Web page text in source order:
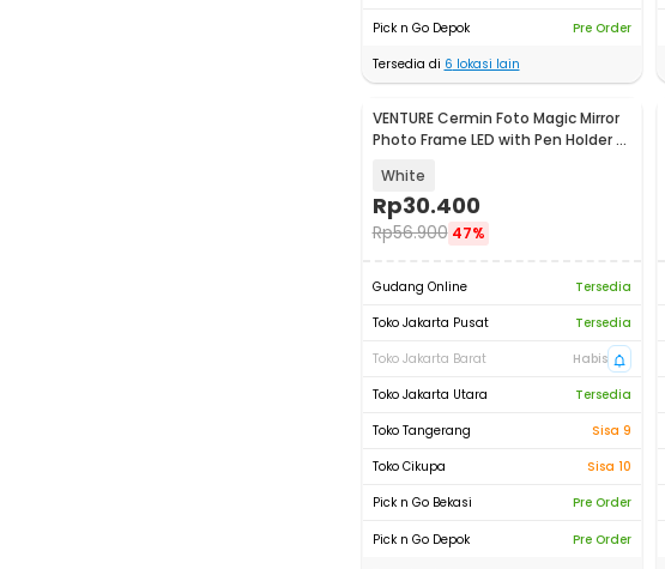
Pick n Go Depok
Pre Order
Tersedia di 6 lokasi lain
VENTURE Cermin Foto Magic Mirror
Photo Frame LED with Pen Holder -
White
Rp30.400
Rp56.900 47%
Gudang Online
Tersedia
Toko Jakarta Pusat
Tersedia
Toko Jakarta Barat
Habis
Toko Jakarta Utara
Tersedia
Toko Tangerang
Sisa 9
Toko Cikupa
Sisa 10
Pick n Go Bekasi
Pre Order
Pick n Go Depok
Pre Order